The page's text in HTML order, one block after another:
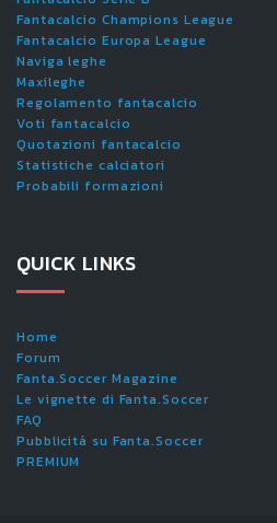
Fantacalcio Champions League
Fantacalcio Europa League
Naviga leghe
Maxileghe
Regolamento fantacalcio
Voti fantacalcio
Quotazioni fantacalcio
Statistiche calciatori
Probabili formazioni
QUICK LINKS
Home
Forum
Fanta.Soccer Magazine
Le vignette di Fanta.Soccer
FAQ
Pubblicità su Fanta.Soccer
PREMIUM